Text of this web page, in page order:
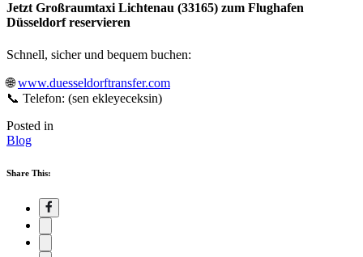
Jetzt Großraumtaxi Lichtenau (33165) zum Flughafen
Düsseldorf reservieren
Schnell, sicher und bequem buchen:
🌐www.duesseldorftransfer.com
📞 Telefon: (sen ekleyeceksin)
Posted in
Blog
Share This: